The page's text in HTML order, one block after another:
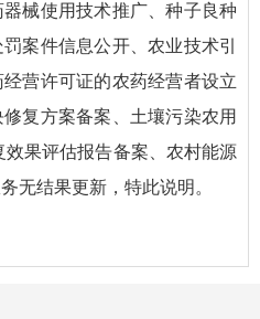
械使用技术推广、种子良种
案件信息公开、 农业技术引
营许可证的农药经营者设立
复方案备案、 土壤污染农用
果评估报告备案、 农村能源
无结果更新，特此说明。